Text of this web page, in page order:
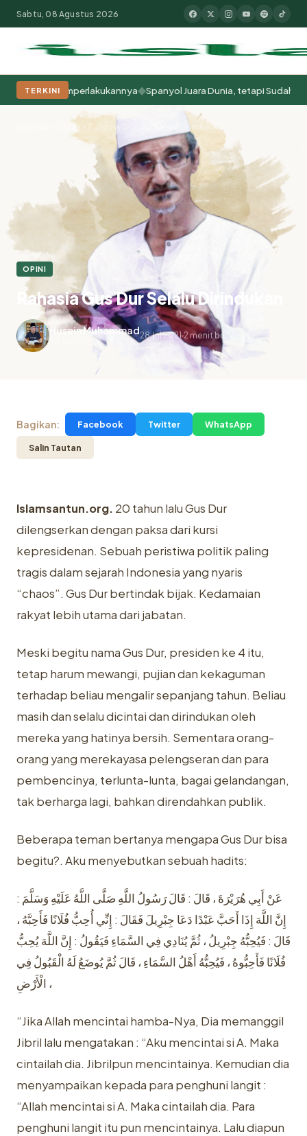
Populer:Moderasi BeragamaKhutbah JumatPesantrenTokoh
Sabtu, 08 Agustus 2026
TERKINI
Kita Memperlakukannya◆Spanyol Juara Dunia, tetapi Sudah
Opini Rahasia Gus Dur Selalu Dirindukan
OPINI
Rahasia Gus Dur Selalu Dirindukan
Husein Muhammad28 Jul 2021.2 menit baca
Bagikan: Facebook Twitter WhatsApp
Salin Tautan
Islamsantun.org. 20 tahun lalu Gus Dur
dilengserkan dengan paksa dari kursi
kepresidenan. Sebuah peristiwa politik paling
tragis dalam sejarah Indonesia yang nyaris
“chaos”. Gus Dur bertindak bijak. Kedamaian
rakyat lebih utama dari jabatan.
Meski begitu nama Gus Dur, presiden ke 4 itu,
tetap harum mewangi, pujian dan kekaguman
terhadap beliau mengalir sepanjang tahun. Beliau
masih dan selalu dicintai dan dirindukan oleh
mereka yang hatinya bersih. Sementara orang-
orang yang merekayasa pelengseran dan para
pembencinya, terlunta-lunta, bagai gelandangan,
tak berharga lagi, bahkan direndahkan publik.
Beberapa teman bertanya mengapa Gus Dur bisa
begitu?. Aku menyebutkan sebuah hadits:
عَنْ أَبِي هُرَيْرَةَ ، قَالَ : قَالَ رَسُولُ اللَّهِ صَلَّى اللَّهُ عَلَيْهِ وَسَلَّمَ :
إِنَّ اللَّهَ إِذَا أَحَبَّ عَبْدًا دَعَا جِبْرِيلَ فَقَالَ : إِنِّي أُحِبُّ فُلَانًا فَأَحِبَّهُ ،
قَالَ : فَيُحِبُّهُ جِبْرِيلُ ، ثُمَّ يُنَادِي فِي السَّمَاءِ فَيَقُولُ : إِنَّ اللَّهَ يُحِبُّ
فُلَانًا فَأَحِبُّوهُ ، فَيُحِبُّهُ أَهْلُ السَّمَاءِ ، قَالَ ثُمَّ يُوضَعُ لَهُ الْقَبُولُ فِي
الْأَرْضِ ،
“Jika Allah mencintai hamba-Nya, Dia memanggil
Jibril lalu mengatakan : “Aku mencintai si A. Maka
cintailah dia. Jibrilpun mencintainya. Kemudian dia
menyampaikan kepada para penghuni langit :
“Allah mencintai si A. Maka cintailah dia. Para
penghuni langit itu pun mencintainya. Lalu diapun